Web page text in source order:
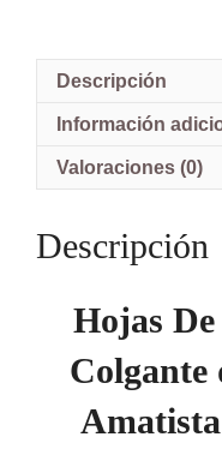
Descripción
Información
Valoraciones (0)
Descripción
Hojas
Colgante